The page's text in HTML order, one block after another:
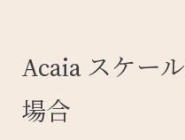
Acaia スケー
場合